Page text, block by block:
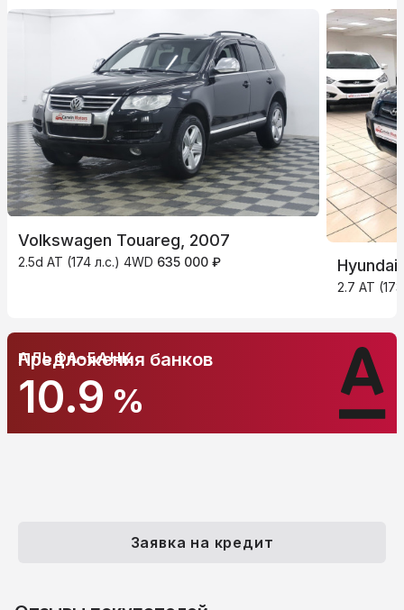
Volkswagen Touareg, 2007
2.5d AT (174 л.с.) 4WD 635 000 ₽
2.7 AT
АЛЬФА-БАНК
10.9 %
Предложения банков
Заявка на кредит